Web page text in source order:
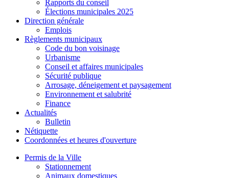
Rapports du conseil
Élections municipales 2025
Direction générale
Emplois
Règlements municipaux
Code du bon voisinage
Urbanisme
Conseil et affaires municipales
Sécurité publique
Arrosage, déneigement et paysagement
Environnement et salubrité
Finance
Actualités
Bulletin
Nétiquette
Coordonnées et heures d'ouverture
Permis de la Ville
Stationnement
Animaux domestiques